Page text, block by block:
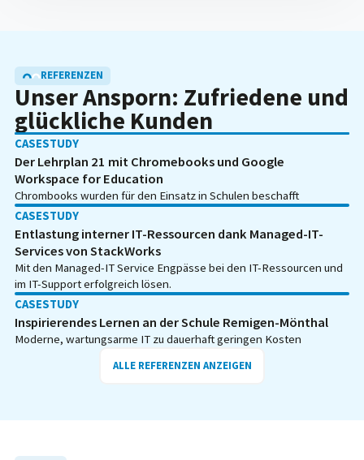
REFERENZEN
Unser Ansporn: Zufriedene und
glückliche Kunden
CASESTUDY
Der Lehrplan 21 mit Chromebooks und Google
Workspace for Education
Chrombooks wurden für den Einsatz in Schulen beschafft
CASESTUDY
Entlastung interner IT-Ressourcen dank Managed-IT-
Services von StackWorks
Mit den Managed-IT Service Engpässe bei den IT-Ressourcen und
im IT-Support erfolgreich lösen.
CASESTUDY
Inspirierendes Lernen an der Schule Remigen-Mönthal
Moderne, wartungsarme IT zu dauerhaft geringen Kosten
ALLE REFERENZEN ANZEIGEN